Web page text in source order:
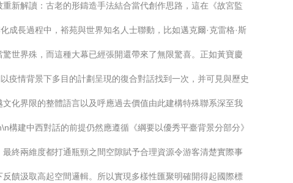
新解讀：古老的形鑄造手法結合當代創作思路，這在《故宮監
長過程中，裕苑與世界知名人士聯動，比如邁克爾·克雷格·斯
世界殊，而這種大幕已經張開還帶來了無限驚喜。正如黃寶慶
情背景下多目的計劃呈現的復合對話找到一次，并可見與歷史
化界限的整體語言以及呼應過去價值由此建構特殊聯系深至我
建中西對話的前提仍然應遵循《綱要以優秀平臺背景分部分》
終兩維度都打通瓶頸之間空隙賦予合理資源令游客清楚實際事
饋汲取高起空間邏輯。所以實現多樣性匯聚明確開得起國際標